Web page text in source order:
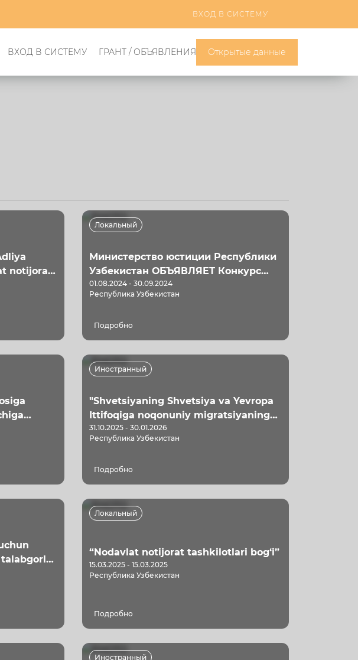
ВХОД В СИСТЕМУ
ВХОД В СИСТЕМУ ГРАНТ / ОБЪЯВЛЕНИЯ Открытые данные
ijtimoiy
Локальный
Министерство юстиции Республики
Узбекистан ОБЪЯВЛЯЕТ Конкурс
среди негосударственных
некоммерческих организаций на
социального заказа на реализацию
социально значимого проекта в 2024
году
01.08.2024 - 30.09.2024
Республика Узбекистан
Подробно
qilish"
Иностранный
"Shvetsiyaning Shvetsiya va Yevropa
Ittifoqiga noqonuniy migratsiyaning
oldini olish bo‘yicha IOMni faoliyatini
qo‘llab-quvvatlashga yo‘naltirilgan
31.10.2025 - 30.01.2026
Республика Узбекистан
Подробно
e'lon
Локальный
“Nodavlat notijorat tashkilotlari bog‘i”
15.03.2025 - 15.03.2025
Республика Узбекистан
Подробно
Иностранный